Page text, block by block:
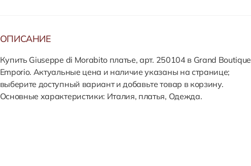
ОПИСАНИЕ
Купить Giuseppe di Morabito платье, арт. 250104 в Grand Boutique
Emporio. Актуальные цена и наличие указаны на странице;
выберите доступный вариант и добавьте товар в корзину.
Основные характеристики: Италия, платья, Одежда.